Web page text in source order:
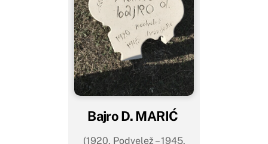
Bajro D. MARIĆ
(1920. Podvelež – 1945.